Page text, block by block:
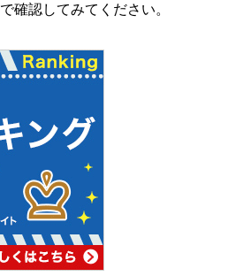
で確認してみてください。